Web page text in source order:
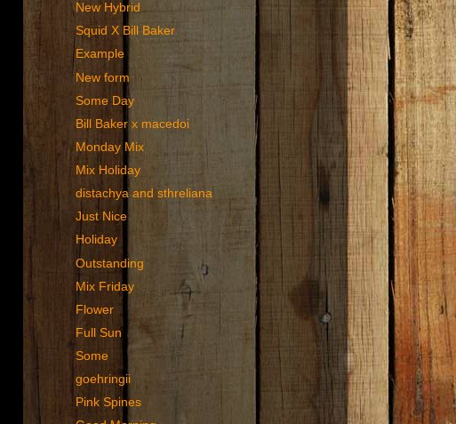
New Hybrid
Squid X Bill Baker
Example
New form
Some Day
Bill Baker x macedoi
Monday Mix
Mix Holiday
distachya and sthreliana
Just Nice
Holiday
Outstanding
Mix Friday
Flower
Full Sun
Some
goehringii
Pink Spines